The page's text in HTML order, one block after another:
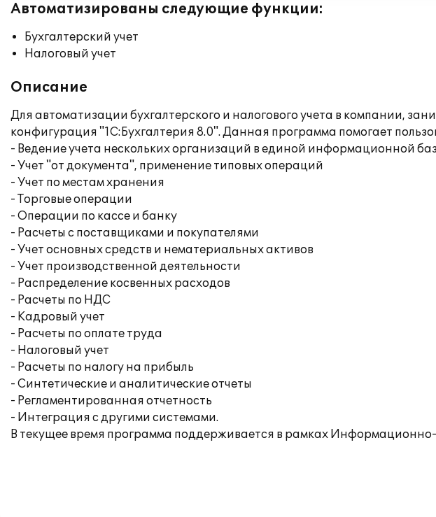
Автоматизированы следующие функции:
Бухгалтерский учет
Налоговый учет
Описание
Для автоматизации бухгалтерского и налогового учета в компании,
конфигурация "1С:Бухгалтерия 8.0". Данная программа помогает
- Ведение учета нескольких организаций в единой информационной
- Учет "от документа", применение типовых операций
- Учет по местам хранения
- Торговые операции
- Операции по кассе и банку
- Расчеты с поставщиками и покупателями
- Учет основных средств и нематериальных активов
- Учет производственной деятельности
- Распределение косвенных расходов
- Расчеты по НДС
- Кадровый учет
- Расчеты по оплате труда
- Налоговый учет
- Расчеты по налогу на прибыль
- Синтетические и аналитические отчеты
- Регламентированная отчетность
- Интеграция с другими системами.
В текущее время программа поддерживается в рамках